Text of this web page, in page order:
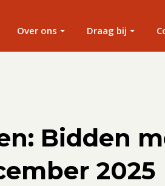
Over ons Draag bij
Bidden
2025